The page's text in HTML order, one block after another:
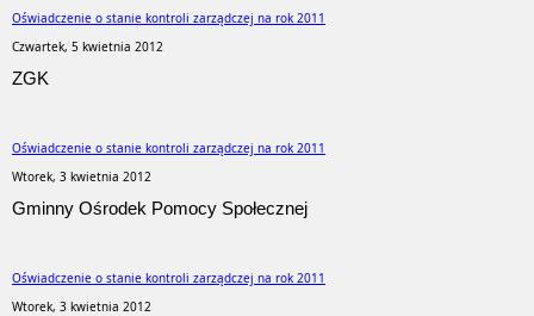
Oświadczenie o stanie kontroli zarządczej na rok 2011
Czwartek, 5 kwietnia 2012
ZGK
Oświadczenie o stanie kontroli zarządczej na rok 2011
Wtorek, 3 kwietnia 2012
Gminny Ośrodek Pomocy Społecznej
Oświadczenie o stanie kontroli zarządczej na rok 2011
Wtorek, 3 kwietnia 2012